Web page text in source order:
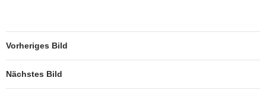
Vorheriges Bild
Nächstes Bild